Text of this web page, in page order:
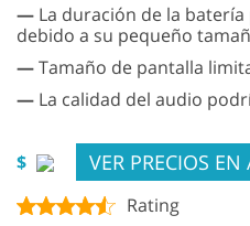
— La duración de la
debido a su pequeño
—Tamaño de pantalla
— La calidad del audio
$ VER PRECIOS
Rating